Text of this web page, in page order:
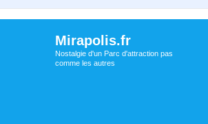
Mirapolis.fr
Nostalgie d'un Parc d'attraction pas
comme les autres